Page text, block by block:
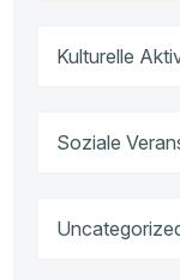
Kulturelle
Soziale